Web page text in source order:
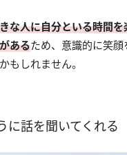
な人に自分といる時間
あるため、意識的に笑
もしれません。
に話を聞いてくれる